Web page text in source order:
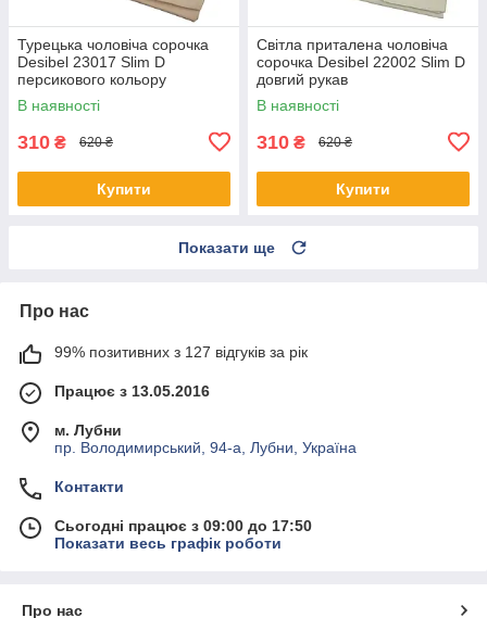
Турецька чоловіча сорочка
Desibel 23017 Slim D
персикового кольору
В наявності
310 ₴ 620 ₴
Купити
Світла приталена чоловіча
сорочка Desibel 22002 Slim D
довгий рукав
В наявності
310 ₴ 620 ₴
Купити
Показати ще
Про нас
99% позитивних з 127 відгуків за рік
Працює з 13.05.2016
м. Лубни
пр. Володимирський, 94-а, Лубни, Україна
Контакти
Сьогодні працює з 09:00 до 17:50
Показати весь графік роботи
Про нас